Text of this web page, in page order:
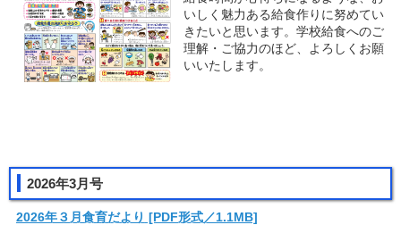
いしく魅力ある給食作りに努めてい
きたいと思います。学校給食へのご
理解・ご協力のほど、よろしくお願
いいたします。
2026年3月号
2026年３月食育だより [PDF形式／1.1MB]